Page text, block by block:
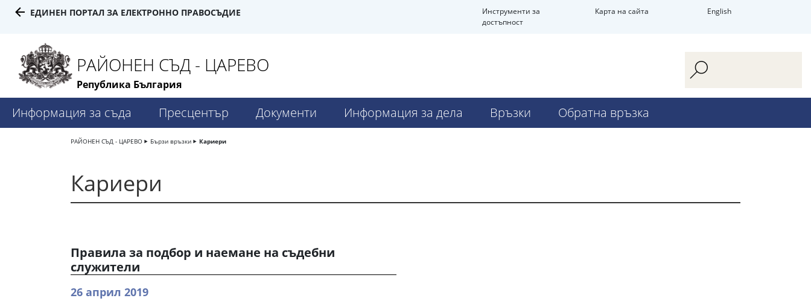
ЕДИНЕН ПОРТАЛ ЗА ЕЛЕКТРОННО ПРАВОСЪДИЕ
Инструменти за
достъпност
Карта на сайта English
РАЙОНЕН СЪД - ЦАРЕВО
Република България
Информация за съда Пресцентър Документи Информация за дела Връзки Обратна връзка
РАЙОНЕН СЪД - ЦАРЕВО Бързи връзки Кариери
Кариери
Правила за подбор и наемане на съдебни
служители
26 април 2019